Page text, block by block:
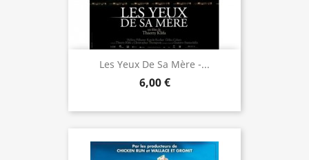
Les Yeux De Sa Mère -...
6,00 €